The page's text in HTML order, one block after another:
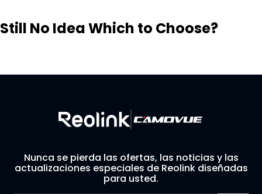
Still No Idea Which to Choose?
Nunca se pierda las ofertas, las noticias y las
actualizaciones especiales de Reolink diseñadas
para usted.